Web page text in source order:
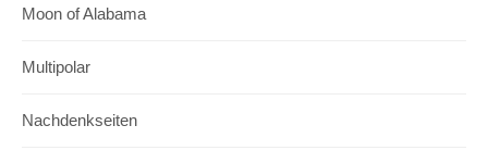
Moon of Alabama
Multipolar
Nachdenkseiten